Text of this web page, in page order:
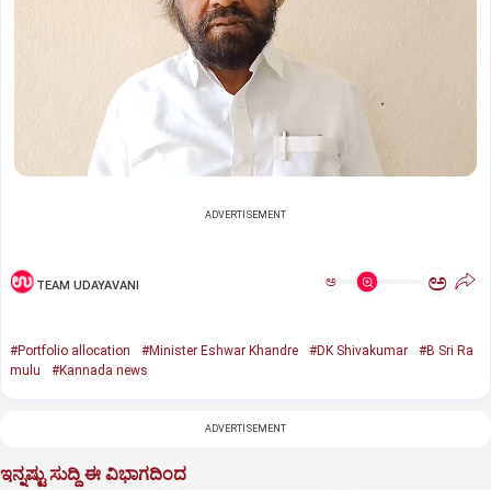
ADVERTISEMENT
TEAM UDAYAVANI ಅ ಅ
#Portfolio allocation #Minister Eshwar Khandre #DK Shivakumar
#B Sri Ra
mulu
#Kannada news
ADVERTISEMENT
ಇನ್ನಷ್ಟು ಸುದ್ದಿ ಈ ವಿಭಾಗದಿಂದ